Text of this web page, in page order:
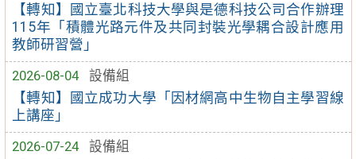
【轉知】國立臺北科技大學與是德科技公司合作辦理
115年「積體光路元件及共同封裝光學耦合設計應用
教師研習營」
2026-08-04
設備組
【轉知】國立成功大學「因材網高中生物自主學習線
上講座」
2026-07-24
設備組